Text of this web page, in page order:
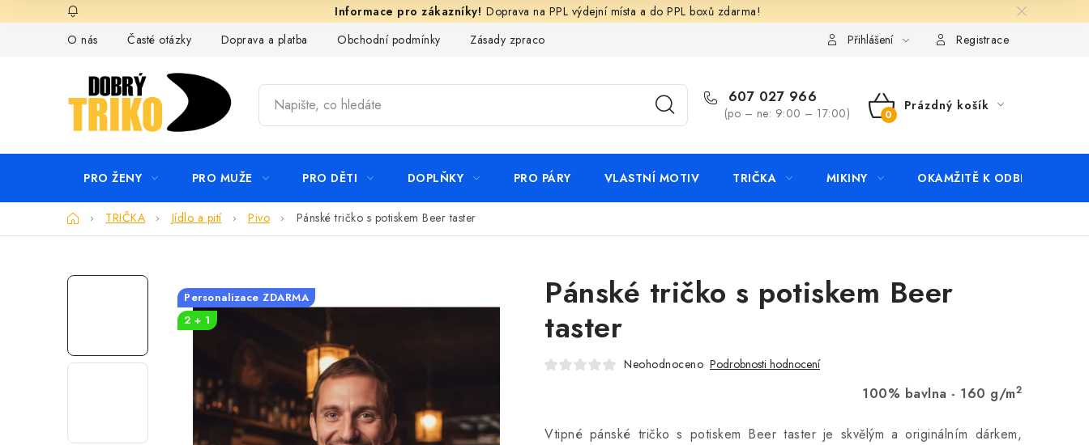
na
Doprava na PPL výdejní místa a do PPL boxů zdarma!
O nás
Časté otázky Doprava a platba Obchodní podmínky Zásady zpracování ochrany osobních údajů KontaktyPřihlášení Registrace
607 027 966
(po – ne: 9:00 – 17:00)
NÁKUPNÍ
Prázdný košík
PRO ŽENY PRO MUŽE PRO DĚTI DOPLŇKY PRO PÁRY VLASTNÍ MOTIV TRIČKA MIKINY OKAMŽITĚ K ODBĚRU
DomůTRIČKA Jídlo a pití Pivo Pánské tričko s potiskem Beer taster
Pánské tričko s potiskem Beer
taster
Neohodnoceno Podrobnosti hodnocení
100% bavlna - 160 g/m2
Vtipné pánské tričko s potiskem Beer taster je skvělým a originálním dárkem,
Personalizace ZDARMA
2 + 1